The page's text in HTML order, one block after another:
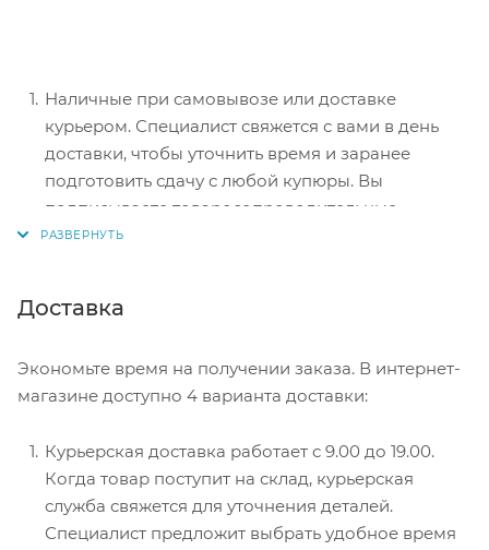
Наличные при самовывозе или доставке
курьером. Специалист свяжется с вами в день
доставки, чтобы уточнить время и заранее
подготовить сдачу с любой купюры. Вы
подписываете товаросопроводительные
документы, вносите денежные средства,
перенаправит вас на сервер системы ASSIST.
Здесь нужно ввести номер карты, срок действия
Электронные системы при онлайн-заказе:
PayPal, WebMoney и Яндекс.Деньги. Для
совершения покупки система перенаправит вас
Доставка
Экономьте время на получении заказа. В интернет-
магазине доступно 4 варианта доставки:
Курьерская доставка работает с 9.00 до 19.00.
Когда товар поступит на склад, курьерская
служба свяжется для уточнения деталей.
Специалист предложит выбрать удобное время